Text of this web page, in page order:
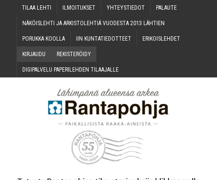
TILAA LEH­TI ILMOI­TUK­SET YHTEYS­TIE­DOT PALAU­TE
NÄKÖIS­LEH­TI JA ARKIS­TO­LEH­TIÄ VUO­DES­TA 2013 LÄHTIEN
PORUK­KA KOOLLA IIN KUN­TA­TIE­DOT­TEET ERI­KOIS­LEH­DET
KIR­JAU­DU REKIS­TE­RÖI­DY
DIGI­PAL­VE­LU PAPE­RI­LEH­DEN TILAAJALLE